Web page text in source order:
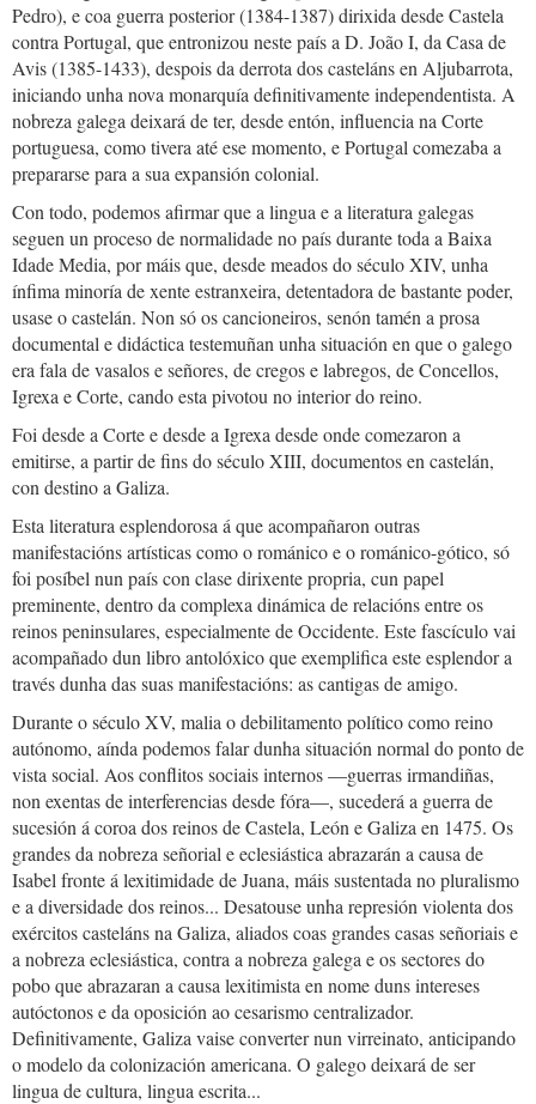
Pedro), e coa guerra posterior (1384-1387) dirixida desde Castela
contra Portugal, que entronizou neste país a D. João I, da Casa de
Avis (1385-1433), despois da derrota dos casteláns en Aljubarrota,
iniciando unha nova monarquía definitivamente independentista. A
nobreza galega deixará de ter, desde entón, influencia na Corte
portuguesa, como tivera até ese momento, e Portugal comezaba a
prepararse para a sua expansión colonial.
Con todo, podemos afirmar que a lingua e a literatura galegas
seguen un proceso de normalidade no país durante toda a Baixa
Idade Media, por máis que, desde meados do século XIV, unha
ínfima minoría de xente estranxeira, detentadora de bastante poder,
usase o castelán. Non só os cancioneiros, senón tamén a prosa
documental e didáctica testemuñan unha situación en que o galego
era fala de vasalos e señores, de cregos e labregos, de Concellos,
Igrexa e Corte, cando esta pivotou no interior do reino.
Foi desde a Corte e desde a Igrexa desde onde comezaron a
emitirse, a partir de fins do século XIII, documentos en castelán,
con destino a Galiza.
Esta literatura esplendorosa á que acompañaron outras
manifestacións artísticas como o románico e o románico-gótico, só
foi posíbel nun país con clase dirixente propria, cun papel
preminente, dentro da complexa dinámica de relacións entre os
reinos peninsulares, especialmente de Occidente. Este fascículo vai
acompañado dun libro antolóxico que exemplifica este esplendor a
través dunha das suas manifestacións: as cantigas de amigo.
Durante o século XV, malia o debilitamento político como reino
autónomo, aínda podemos falar dunha situación normal do ponto de
vista social. Aos conflitos sociais internos —guerras irmandiñas,
non exentas de interferencias desde fóra—, sucederá a guerra de
sucesión á coroa dos reinos de Castela, León e Galiza en 1475. Os
grandes da nobreza señorial e eclesiástica abrazarán a causa de
Isabel fronte á lexitimidade de Juana, máis sustentada no pluralismo
e a diversidade dos reinos... Desatouse unha represión violenta dos
exércitos casteláns na Galiza, aliados coas grandes casas señoriais e
a nobreza eclesiástica, contra a nobreza galega e os sectores do
pobo que abrazaran a causa lexitimista en nome duns intereses
autóctonos e da oposición ao cesarismo centralizador.
Definitivamente, Galiza vaise converter nun virreinato, anticipando
o modelo da colonización americana. O galego deixará de ser
lingua de cultura, lingua escrita...